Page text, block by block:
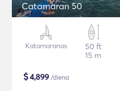
Catamaran 50
Katamaranas
50 ft
15 m
$4,899 /diena